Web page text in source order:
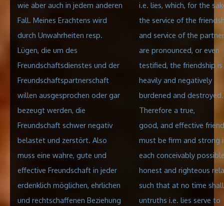
wie aber auch in jedem anderen
Fall. Meines Erachtens wird
durch Unwahrheiten resp.
Lügen, die um des
Freundschaftsdienstes und der
Freundschaftspartnerschaft
willen ausgesprochen oder gar
bezeugt werden, die
Freundschaft schwer negativ
belastet und zerstört. Also
muss eine wahre, gute und
effective Freundschaft in jeder
erdenklich möglichen, ehrlichen
und rechtschaffenen Beziehung
i.e. lies, which, for the
the service of the
and service of the
are pronounced, or even
testified, the friendship is
heavily and negatively
burdened and destroyed.
Therefore a true,
good, and effective
must be firm and strong
each conceivably
honest and righteous
such that at no time shall
untruths i.e. lies serve to